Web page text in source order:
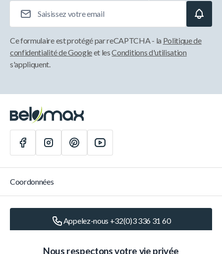
Nous respectons votre vie privée
Ce formulaire est protégé par reCAPTCHA - la Politique de
confidentialité de Googleet lesConditions d'utilisation
s'appliquent.
Coordonnées
Appelez-nous +32(0)3 336 31 60
Écrivez-nous info@belomax.com